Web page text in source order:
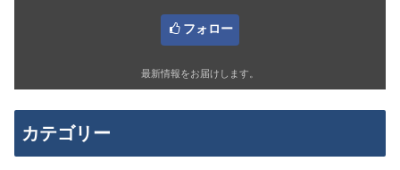
フォロー
最新情報をお届けします。
カテゴリー